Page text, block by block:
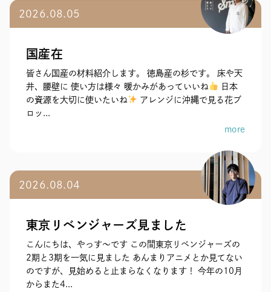
2026.08.05
国産在
皆さん国産の材料紹介します。 徳島産の杉です。 床や天
井、腰壁に 使い方は様々 暖かみがあっていいね
日本
の資源を大切に使いたいね
アレンジに沖縄で見る花ブ
ロッ...
more
2026.08.04
東京リベンジャーズ見ました
こんにちは、やっす〜です この間東京リベンジャーズの
2期と3期を一気に見ました あんまりアニメとか見てない
のですが、見始めると止まらなくなります！ 今年の10月
からまた4...